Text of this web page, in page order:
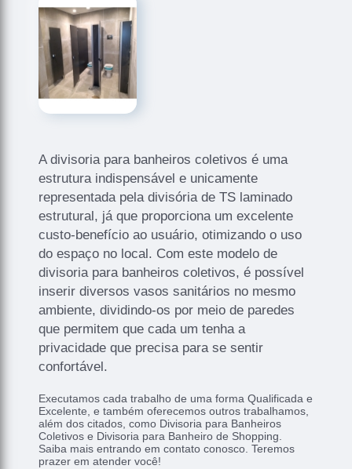
A divisoria para banheiros coletivos é uma
estrutura indispensável e unicamente
representada pela divisória de TS laminado
estrutural, já que proporciona um excelente
custo-benefício ao usuário, otimizando o uso
do espaço no local. Com este modelo de
divisoria para banheiros coletivos, é possível
inserir diversos vasos sanitários no mesmo
ambiente, dividindo-os por meio de paredes
que permitem que cada um tenha a
privacidade que precisa para se sentir
confortável.
Executamos cada trabalho de uma forma Qualificada e
Excelente, e também oferecemos outros trabalhamos,
além dos citados, como Divisoria para Banheiros
Coletivos e Divisoria para Banheiro de Shopping.
Saiba mais entrando em contato conosco. Teremos
prazer em atender você!